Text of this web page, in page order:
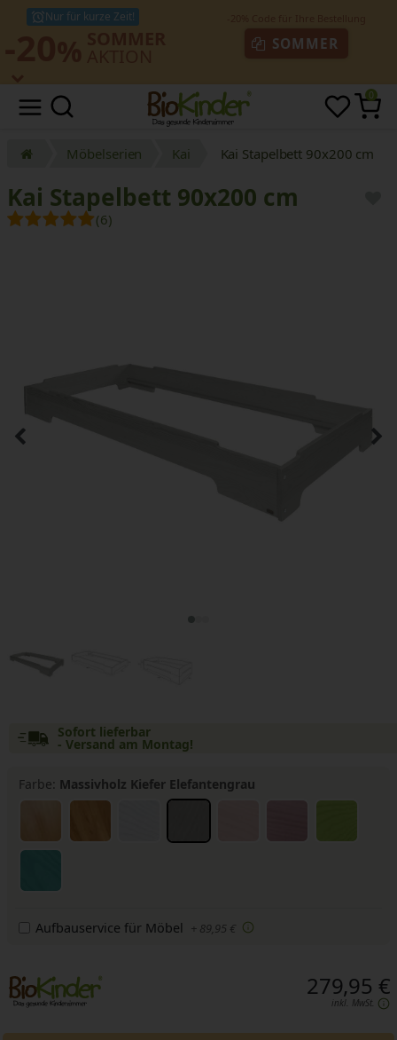
Nur für kurze Zeit!
SOMMER
0
Möbelserien Kai Kai Stapelbett 90x200 cm
Kai Stapelbett 90x200 cm
(6)
Sofort lieferbar
- Versand am Montag!
Farbe: Massivholz Kiefer Elefantengrau
Aufbauservice für Möbel + 89,95 €
279,95 €
inkl. MwSt.